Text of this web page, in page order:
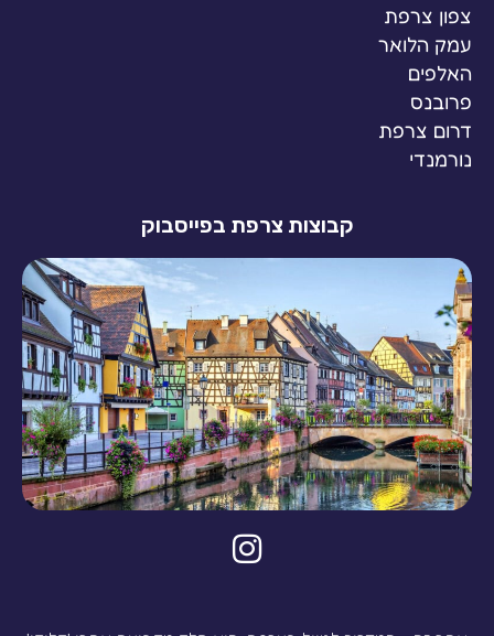
צפון צרפת
עמק הלואר
האלפים
פרובנס
דרום צרפת
נורמנדי
קבוצות צרפת בפייסבוק